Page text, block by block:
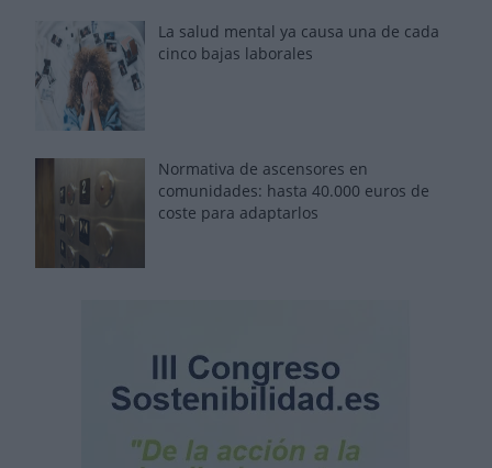
La salud mental ya causa una de cada
cinco bajas laborales
Normativa de ascensores en
comunidades: hasta 40.000 euros de
coste para adaptarlos